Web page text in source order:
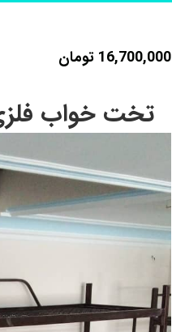
16,700,000 تومان
تخت خواب